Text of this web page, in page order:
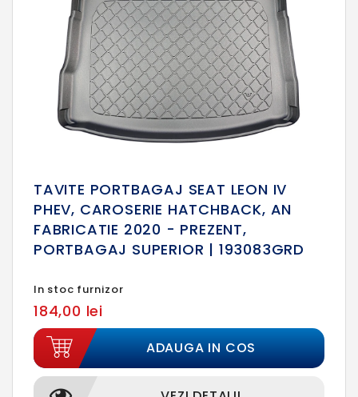
TAVITE PORTBAGAJ SEAT LEON IV
PHEV, CAROSERIE HATCHBACK, AN
FABRICATIE 2020 - PREZENT,
PORTBAGAJ SUPERIOR | 193083GRD
In stoc furnizor
184,00 lei
ADAUGA IN COS